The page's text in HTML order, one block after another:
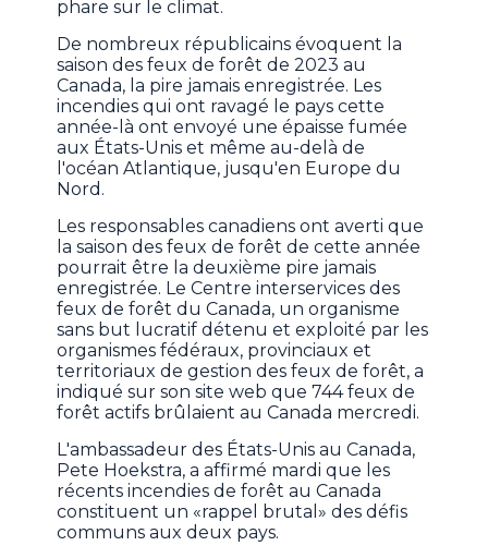
phare sur le climat.
De nombreux républicains évoquent la
saison des feux de forêt de 2023 au
Canada, la pire jamais enregistrée. Les
incendies qui ont ravagé le pays cette
année-là ont envoyé une épaisse fumée
aux États-Unis et même au-delà de
l'océan Atlantique, jusqu'en Europe du
Nord.
Les responsables canadiens ont averti que
la saison des feux de forêt de cette année
pourrait être la deuxième pire jamais
enregistrée. Le Centre interservices des
feux de forêt du Canada, un organisme
sans but lucratif détenu et exploité par les
organismes fédéraux, provinciaux et
territoriaux de gestion des feux de forêt, a
indiqué sur son site web que 744 feux de
forêt actifs brûlaient au Canada mercredi.
L'ambassadeur des États-Unis au Canada,
Pete Hoekstra, a affirmé mardi que les
récents incendies de forêt au Canada
constituent un «rappel brutal» des défis
communs aux deux pays.